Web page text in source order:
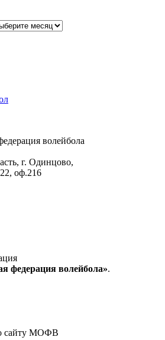
волейбола
г. Одинцово,
оф.216
федерация волейбола».
сайту МОФВ